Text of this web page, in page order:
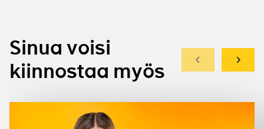
Sinua voisi
kiinnostaa myös
Edellinen